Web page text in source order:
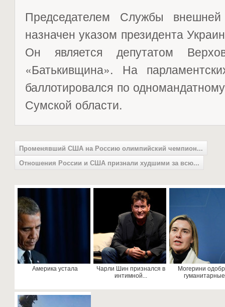
Председателем Службы
назначен указом президента
Он является депутатом
«Батькивщина». На
баллотировался по
Сумской области.
Променявший США на Россию олимпийский чемпион...
Отношения России и США признали худшими за всю...
Америка устала
Чарли Шин признался в
интимной...
Могерини